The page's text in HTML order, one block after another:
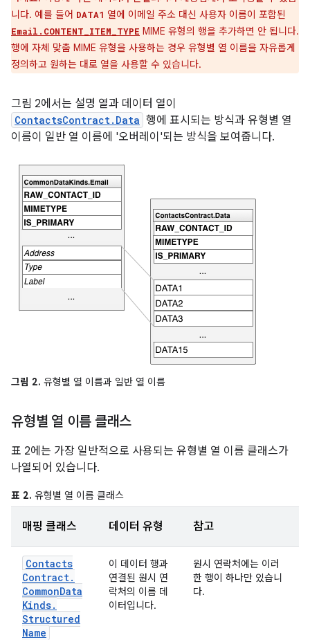
니다. 예를 들어 DATA1 열에 이메일 주소 대신 사용자 이름이 포함된
Email.CONTENT_ITEM_TYPE MIME 유형의 행을 추가하면 안 됩니다.
행에 자체 맞춤 MIME 유형을 사용하는 경우 유형별 열 이름을 자유롭게
정의하고 원하는 대로 열을 사용할 수 있습니다.
그림 2에서는 설명 열과 데이터 열이
ContactsContract.Data 행에 표시되는 방식과 유형별 열
이름이 일반 열 이름에 '오버레이'되는 방식을 보여줍니다.
그림 2. 유형별 열 이름과 일반 열 이름
유형별 열 이름 클래스
표 2에는 가장 일반적으로 사용되는 유형별 열 이름 클래스가
나열되어 있습니다.
표 2. 유형별 열 이름 클래스
매핑 클래스 데이터 유형 참고
Contacts
Contract.
CommonData
Kinds.
Structured
Name
이 데이터 행과
연결된 원시 연
락처의 이름 데
이터입니다.
원시 연락처에는 이러
한 행이 하나만 있습니
다.